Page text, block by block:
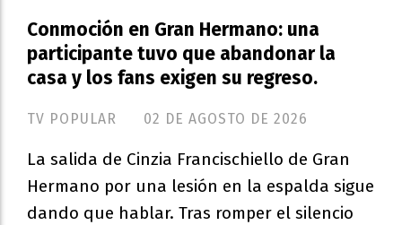
Conmoción en Gran Hermano: una
participante tuvo que abandonar la
casa y los fans exigen su regreso.
TV POPULAR 02 DE AGOSTO DE 2026
La salida de Cinzia Francischiello de Gran
Hermano por una lesión en la espalda sigue
dando que hablar. Tras romper el silencio